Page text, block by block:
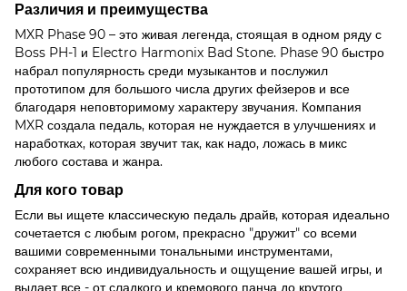
Различия и преимущества
MXR Phase 90 – это живая легенда, стоящая в одном ряду с
Boss PH-1 и Electro Harmonix Bad Stone. Phase 90 быстро
набрал популярность среди музыкантов и послужил
прототипом для большого числа других фейзеров и все
благодаря неповторимому характеру звучания. Компания
MXR создала педаль, которая не нуждается в улучшениях и
наработках, которая звучит так, как надо, ложась в микс
любого состава и жанра.
Для кого товар
Если вы ищете классическую педаль драйв, которая идеально
сочетается с любым рогом, прекрасно "дружит" со всеми
вашими современными тональными инструментами,
сохраняет всю индивидуальность и ощущение вашей игры, и
выдает все - от сладкого и кремового панча до крутого